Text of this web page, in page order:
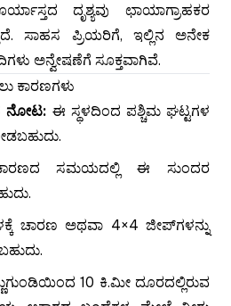
ದೃಶ್ಯವು ಛಾಯಾಗ್ರಾಹಕರ
ಸಾಹಸ ಪ್ರಿಯರಿಗೆ, ಇಲ್ಲಿನ ಅನೇಕ
ಅನ್ವೇಷಣೆಗೆ ಸೂಕ್ತವಾಗಿವೆ.
ಕಾರಣಗಳು
ನೋಟ: ಈ ಸ್ಥಳದಿಂದ ಪಶ್ಚಿಮ ಘಟ್ಟಗಳ
ಸಮಯದಲ್ಲಿ ಈ ಸುಂದರ
ಚಾರಣ ಅಥವಾ 4×4 ಜೀಪ್‌ಗಳನ್ನು
10 ಕಿ.ಮೀ ದೂರದಲ್ಲಿರುವ